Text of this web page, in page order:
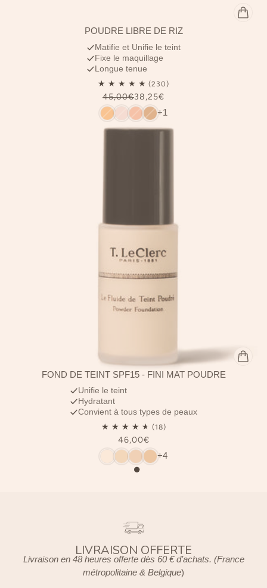
POUDRE LIBRE DE RIZ
Matifie et Unifie le teint
Fixe le maquillage
Longue tenue
45,00€38,25€
+1
FOND DE TEINT SPF15 - FINI MAT POUDRÉ
Unifie le teint
Hydratant
Convient à tous types de peaux
46,00€
+4
LIVRAISON OFFERTE
Livraison en 48 heures offerte dès 60 € d’achats. (France
métropolitaine & Belgique)